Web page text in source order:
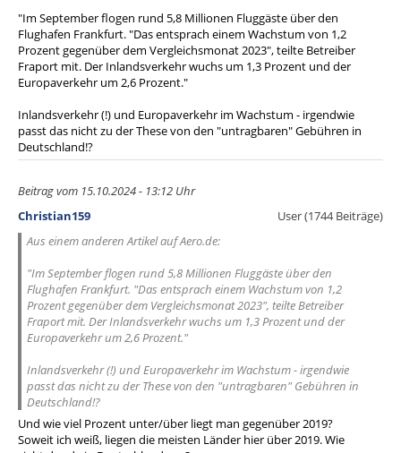
"Im September flogen rund 5,8 Millionen Fluggäste über den
Flughafen Frankfurt. "Das entsprach einem Wachstum von 1,2
Prozent gegenüber dem Vergleichsmonat 2023", teilte Betreiber
Fraport mit. Der Inlandsverkehr wuchs um 1,3 Prozent und der
Europaverkehr um 2,6 Prozent."
Inlandsverkehr (!) und Europaverkehr im Wachstum - irgendwie
passt das nicht zu der These von den "untragbaren" Gebühren in
Deutschland!?
Beitrag vom 15.10.2024 - 13:12 Uhr
Christian159
User (1744 Beiträge)
Aus einem anderen Artikel auf Aero.de:
"Im September flogen rund 5,8 Millionen Fluggäste über den
Flughafen Frankfurt. "Das entsprach einem Wachstum von 1,2
Prozent gegenüber dem Vergleichsmonat 2023", teilte Betreiber
Fraport mit. Der Inlandsverkehr wuchs um 1,3 Prozent und der
Europaverkehr um 2,6 Prozent."
Inlandsverkehr (!) und Europaverkehr im Wachstum - irgendwie
passt das nicht zu der These von den "untragbaren" Gebühren in
Deutschland!?
Und wie viel Prozent unter/über liegt man gegenüber 2019?
Soweit ich weiß, liegen die meisten Länder hier über 2019. Wie